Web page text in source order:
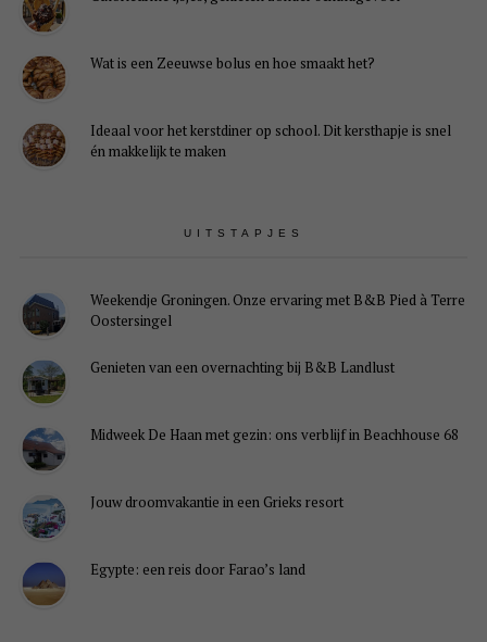
Wat is een Zeeuwse bolus en hoe smaakt het?
Ideaal voor het kerstdiner op school. Dit kersthapje is snel
én makkelijk te maken
UITSTAPJES
Weekendje Groningen. Onze ervaring met B&B Pied à Terre
Oostersingel
Genieten van een overnachting bij B&B Landlust
Midweek De Haan met gezin: ons verblijf in Beachhouse 68
Jouw droomvakantie in een Grieks resort
Egypte: een reis door Farao’s land